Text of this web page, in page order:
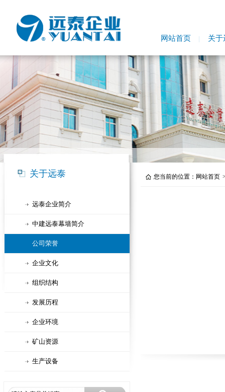
网站首页 关于
关于远泰
远泰企业简介
中建远泰幕墙简介
公司荣誉
企业文化
组织结构
发展历程
企业环境
矿山资源
生产设备
您当前的位置： 网站首页